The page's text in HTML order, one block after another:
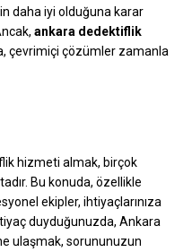
daha iyi olduğuna karar
ankara dedektiflik
çevrimiçi çözümler zamanla
hizmeti almak, birçok
Bu konuda, özellikle
ekipler, ihtiyaçlarınıza
duyduğunuzda, Ankara
ulaşmak, sorununuzun